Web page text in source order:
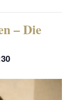
– Die